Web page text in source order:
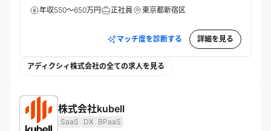
年”を当事者として生きてきた世代です。 未来に向かって国
全体が力強く前へ進んでいる感覚を、私たちの世代はあまり
だからこそ、強く思っています。 これから社会を担う人々
主役となってほしくない。
変わろうとしています。AIの基盤技術やプラットフォームの
多くは海外から生まれています。
それでも、私たちは悲観していません。日本には、昔から和
年収550～650万円 正社員 東京都新宿区
マッチ度を診断する 詳細を見る
アディクシィ株式会社の全ての求人を見る
株式会社kubell
SaaS DX BPaaS